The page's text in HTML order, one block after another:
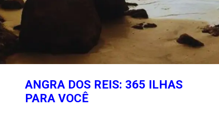
ANGRA DOS REIS: 365 ILHAS
PARA VOCÊ